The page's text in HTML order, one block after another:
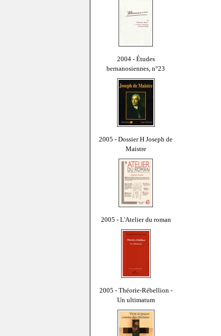
2004 - Études
bernanosiennes, n°23
2005 - Dossier H Joseph de
Maistre
2005 - L'Atelier du roman
2005 - Théorie-Rébellion -
Un ultimatum